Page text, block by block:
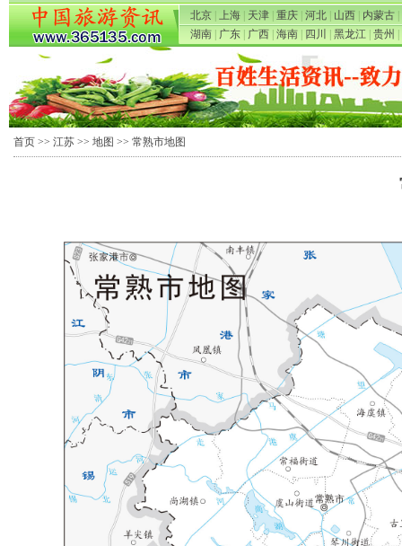
北京 上海 天津 重庆 河北 山西 内蒙古
湖南
广东 广西 海南 四川 黑龙江 贵州
首页 >> 江苏 >> 地图 >> 常熟市地图